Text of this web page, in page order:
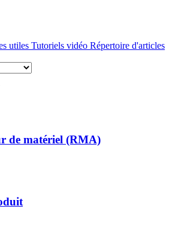
utiles Tutoriels vidéo Répertoire d'articles
de matériel (RMA)